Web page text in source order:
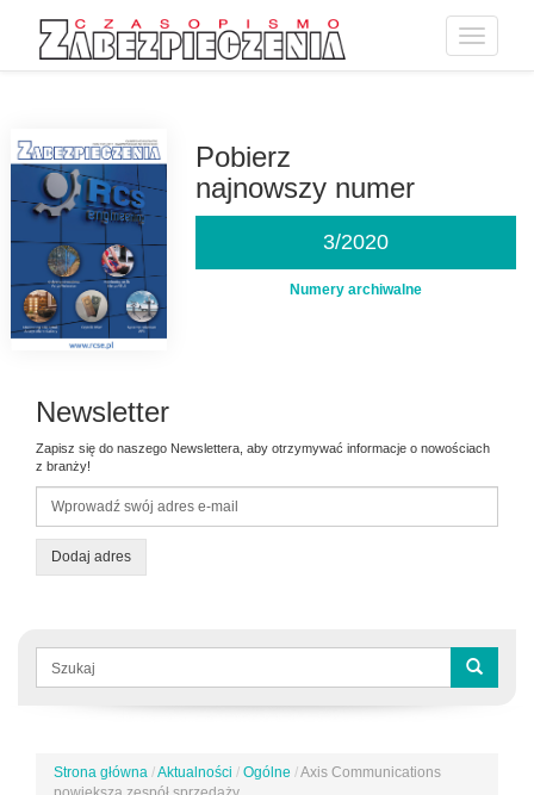
Toggle
Pobierz
najnowszy numer
3/2020
Numery archiwalne
Newsletter
Zapisz się do naszego Newslettera, aby otrzymywać informacje o nowościach
z branży!
Dodaj adres
Formularz
wyszukiwania
Jesteś
Strona główna /Aktualności / Ogólne /Axis Communications